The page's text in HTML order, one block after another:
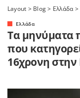
Layout > Blog> Ελλάδα>
Ελλάδα
Τα μηνύματα
που
16χρονη